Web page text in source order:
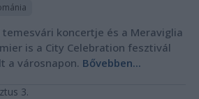
koncertje és a Meraviglia
is a City Celebration fesztivál
a városnapon. Bővebben...
3.